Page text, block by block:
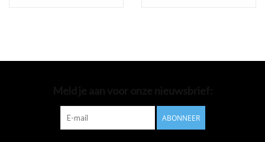
ABONNEER